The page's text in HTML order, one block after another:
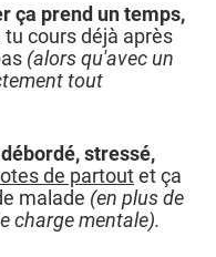
ça prend un temps,
cours déjà après
(alors qu'avec un
tout
débordé, stressé,
de partoutet ça
malade (en plus de
charge mentale).